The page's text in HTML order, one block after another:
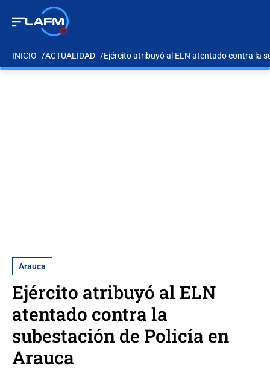
INICIO ACTUALIDAD Ejército atribuyó al ELN atentado contra la
Arauca
Ejército atribuyó al ELN
atentado contra la
subestación de Policía en
Arauca